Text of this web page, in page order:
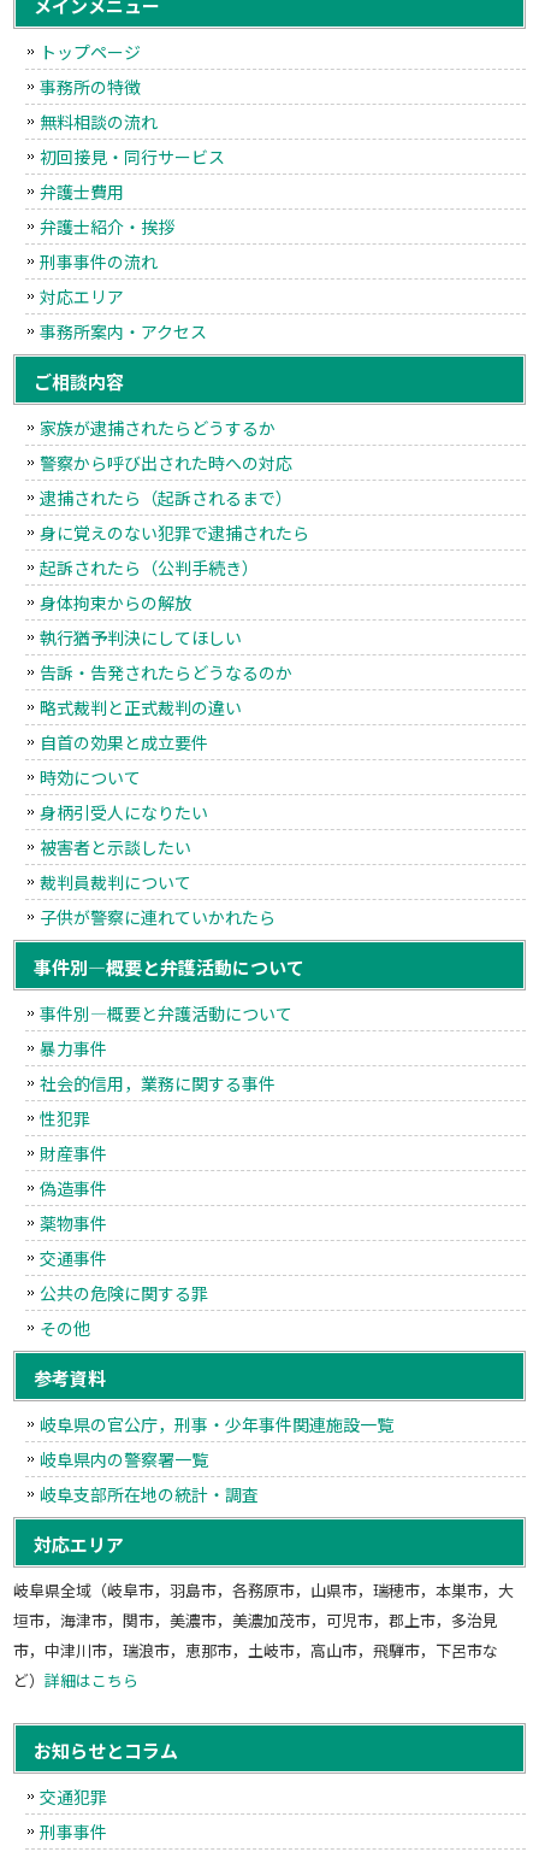
トップページ
事務所の特徴
無料相談の流れ
初回接見・同行サービス
弁護士費用
弁護士紹介・挨拶
刑事事件の流れ
対応エリア
事務所案内・アクセス
ご相談内容
家族が逮捕されたらどうするか
警察から呼び出された時への対応
逮捕されたら（起訴されるまで）
身に覚えのない犯罪で逮捕されたら
起訴されたら（公判手続き）
身体拘束からの解放
執行猶予判決にしてほしい
告訴・告発されたらどうなるのか
略式裁判と正式裁判の違い
自首の効果と成立要件
時効について
身柄引受人になりたい
被害者と示談したい
裁判員裁判について
子供が警察に連れていかれたら
事件別―概要と弁護活動について
事件別―概要と弁護活動について
暴力事件
社会的信用，業務に関する事件
性犯罪
財産事件
偽造事件
薬物事件
交通事件
公共の危険に関する罪
その他
参考資料
岐阜県の官公庁，刑事・少年事件関連施設一覧
岐阜県内の警察署一覧
岐阜支部所在地の統計・調査
対応エリア
岐阜県全域（岐阜市，羽島市，各務原市，山県市，瑞穂市，本巣市，大
垣市，海津市，関市，美濃市，美濃加茂市，可児市，郡上市，多治見
市，中津川市，瑞浪市，恵那市，土岐市，高山市，飛騨市，下呂市な
ど）詳細はこちら
お知らせとコラム
交通犯罪
刑事事件